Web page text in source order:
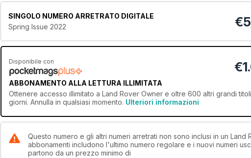
SINGOLO NUMERO ARRETRATO DIGITALE
Spring Issue 2022
€
Disponibile con
ABBONAMENTO ALLA LETTURA ILLIMITATA
Ottenere accesso illimitato a Land Rover Owner e oltre 600 altri grandi
giorni. Annulla in qualsiasi momento. Ulteriori informazioni
Questo numero e gli altri numeri arretrati non sono inclusi in un Land
abbonamenti includono l'ultimo numero regolare e i nuovi numeri
partono da un prezzo minimo di